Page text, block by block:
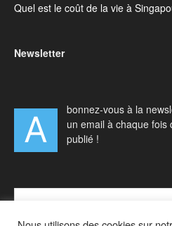
Quel est le coût de la vie à
Newsletter
A
bonnez-vous à la
un email à chaque
publié !
Type your email…